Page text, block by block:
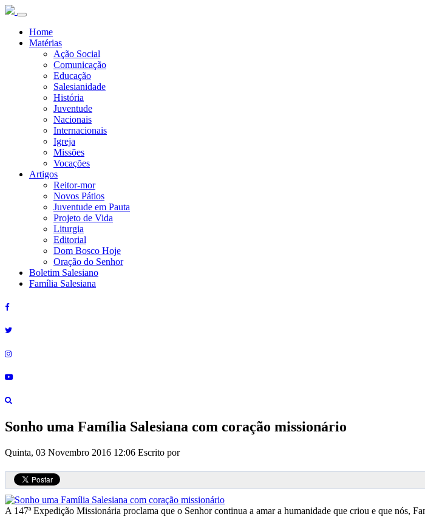
Home
Matérias
Ação Social
Comunicação
Educação
Salesianidade
História
Juventude
Nacionais
Internacionais
Igreja
Missões
Vocações
Artigos
Reitor-mor
Novos Pátios
Juventude em Pauta
Projeto de Vida
Liturgia
Editorial
Dom Bosco Hoje
Oração do Senhor
Boletim Salesiano
Família Salesiana
Sonho uma Família Salesiana com coração missionário
Quinta, 03 Novembro 2016 12:06 Escrito por
A 147ª Expedição Missionária proclama que o Senhor continua a amar a humanidade que criou e que nós,